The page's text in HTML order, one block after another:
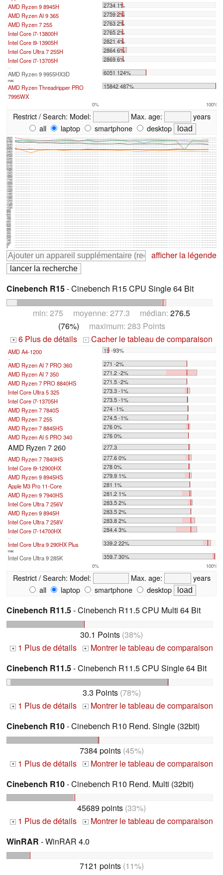
AMD Ryzen 9 8945H
2734 1%
AMD Ryzen AI 9 365
2759 2%
AMD Ryzen 7 255
2763 2%
Intel Core i7-13800H
2765 2%
Intel Core i9-13905H
2821 4%
Intel Core Ultra 7 255H
2864 6%
Intel Core i7-13705H
2869 6%
...
AMD Ryzen 9 9955HX3D 6051 124%
max:
AMD Ryzen Threadripper PRO
7995WX
15842 487%
0% 100%
Restrict / Search: Model: Max. age:
years
all
laptop smartphone desktop
0
60
120
180
240
300
360
420
480
540
600
660
720
780
840
900
960
1020
1080
1140
1200
1260
1320
1380
1440
1500
1560
1620
1680
1740
1800
1860
1920
1980
2040
2100
2160
2220
2280
2340
2400
2460
2520
2580
2640
2700
2760
2820
afficher la légende
Cinebench R15- Cinebench R15 CPU Single 64 Bit
min: 275 moyenne: 277.3 médian: 276.5
(76%) maximum: 283 Points
+ 6 Plus de détails - Cacher le tableau de comparaison
AMD A4-1200 19 -93%
...
AMD Ryzen AI 7 PRO 360
271 -2%
AMD Ryzen AI 7 350
271.2 -2%
AMD Ryzen 7 PRO 8840HS
271.5 -2%
Intel Core Ultra 5 325
273.3 -1%
Intel Core i7-13705H
273.5 -1%
AMD Ryzen 7 7840S
274 -1%
AMD Ryzen 7 255
274.5 -1%
AMD Ryzen 7 8845HS
276 0%
AMD Ryzen AI 5 PRO 340
276 0%
AMD Ryzen 7 260
277.3
AMD Ryzen 7 7840HS
277.6 0%
Intel Core i9-12900HX
278 0%
AMD Ryzen 9 8945HS
279.9 1%
Apple M3 Pro 11-Core
281 1%
AMD Ryzen 9 7940HS
281.2 1%
Intel Core Ultra 7 256V
283.5 2%
AMD Ryzen 9 8945H
283.5 2%
Intel Core Ultra 7 258V
283.8 2%
Intel Core i7-14700HX
284.4 3%
...
Intel Core Ultra 9 290HX Plus 339.2 22%
max:
Intel Core Ultra 9 285K 359.7 30%
0% 100%
Restrict / Search: Model: Max. age:
years
all
laptop smartphone desktop
Cinebench R11.5- Cinebench R11.5 CPU Multi 64 Bit
30.1 Points (38%)
+ 1 Plus de détails + Montrer le tableau de comparaison
Cinebench R11.5- Cinebench R11.5 CPU Single 64 Bit
3.3 Points(78%)
+ 1 Plus de détails + Montrer le tableau de comparaison
Cinebench R10- Cinebench R10 Rend. Single (32bit)
7384 points(45%)
+ 1 Plus de détails + Montrer le tableau de comparaison
Cinebench R10- Cinebench R10 Rend. Multi (32bit)
45689 points (33%)
+ 1 Plus de détails + Montrer le tableau de comparaison
WinRAR - WinRAR 4.0
7121 points(11%)